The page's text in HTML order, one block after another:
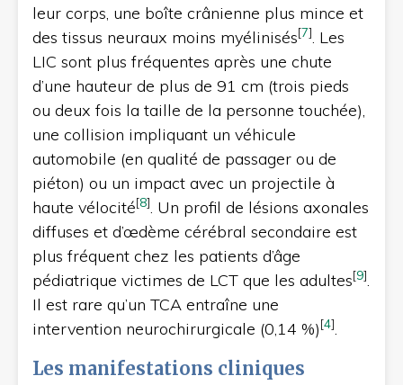
leur corps, une boîte crânienne plus mince et
des tissus neuraux moins myélinisés[7]. Les
LIC sont plus fréquentes après une chute
d’une hauteur de plus de 91 cm (trois pieds
ou deux fois la taille de la personne touchée),
une collision impliquant un véhicule
automobile (en qualité de passager ou de
piéton) ou un impact avec un projectile à
haute vélocité[8]. Un profil de lésions axonales
diffuses et d’œdème cérébral secondaire est
plus fréquent chez les patients d’âge
pédiatrique victimes de LCT que les adultes[9].
Il est rare qu’un TCA entraîne une
intervention neurochirurgicale (0,14 %)[4].
Les manifestations cliniques